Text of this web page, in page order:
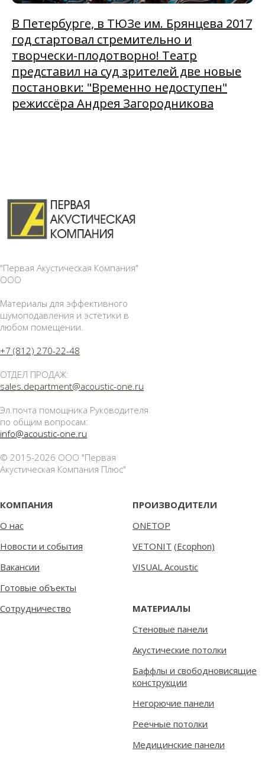
В Петербурге, в ТЮЗе им. Брянцева 2017
год стартовал стремительно и
творчески-плодотворно! Театр
представил на суд зрителей две новые
постановки: "Временно недоступен"
режиссёра Андрея Загородникова
"Первая Акустическая Компания"
ООО
Материалы для эффективного
шумоподавления и эстетики в
любом помещении.
+7 (812) 270-22-48
ОТДЕЛ ПРОДАЖ:
sales.department@acoustic-one.ru
Эл.почта помощника Руководителя
по общим вопросам:
info@acoustic-one.ru
© 2015-2026 ООО "Первая
Акустическая Компания Плюс"
КОМПАНИЯ
О нас
Новости и события
Вакансии
Готовые объекты
Сотрудничество
ПРОИЗВОДИТЕЛИ
ONETOP
VETONIT (Ecophon)
VISUAL Acoustic
МАТЕРИАЛЫ
Стеновые панели
Акустические потолки
Баффлы и свободновисящие
конструкции
Негорючие панели
Реечные потолки
Медицинские панели